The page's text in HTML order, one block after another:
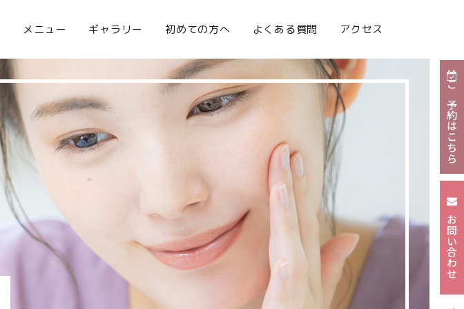
メニュー ギャラリー 初めての方へ よくある質問 アクセス
ご予約はこちら
お問い合わせ